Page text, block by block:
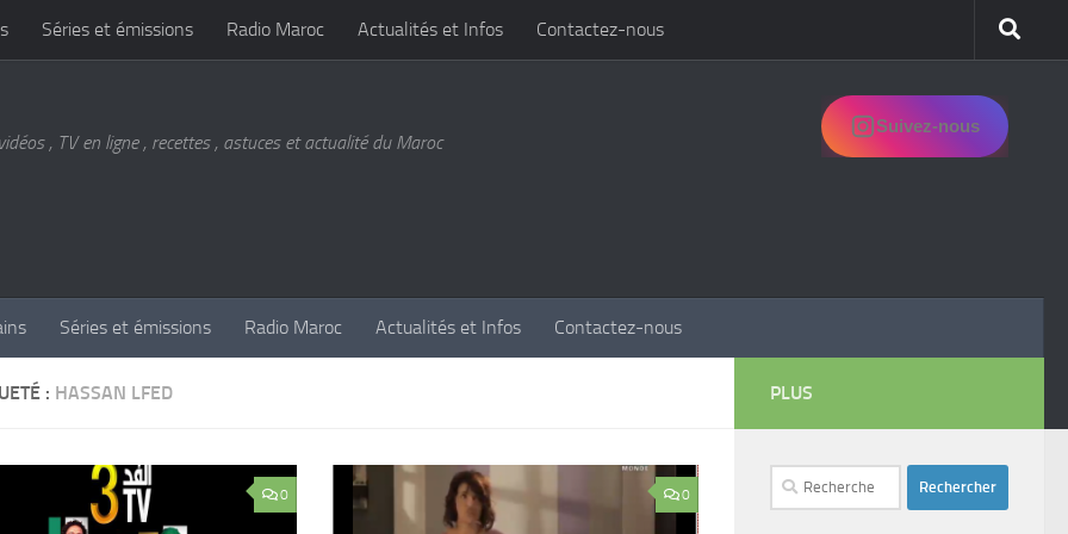
Séries et émissions Radio Maroc Actualités et Infos Contactez-nous
, TV en ligne , recettes , astuces et actualité du Maroc
Suivez-nous
Séries et émissions Radio Maroc Actualités et Infos Contactez-nous
: HASSAN LFED
0 0
PLUS
Rechercher :